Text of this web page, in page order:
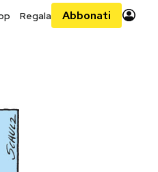
Regala Abbonati